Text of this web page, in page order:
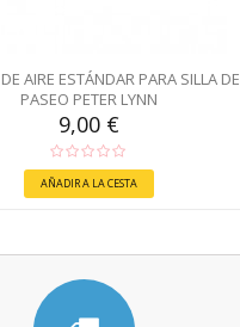
AIRE ESTÁNDAR PARA SILLA DE
PASEO PETER LYNN
9,00 €
AÑADIR A LA CESTA